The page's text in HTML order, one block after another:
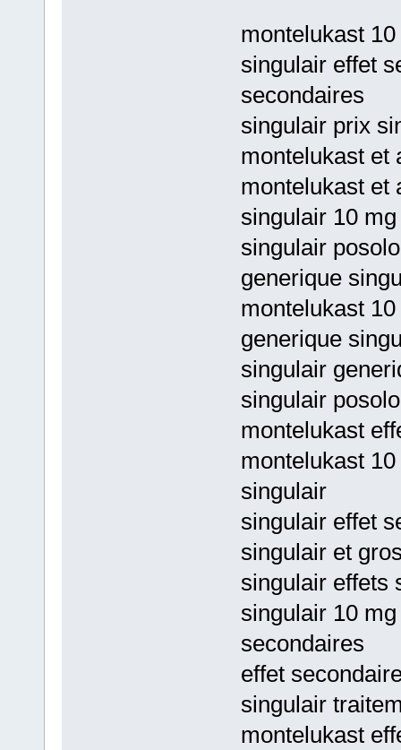
montelukast
singulair effet
secondaires
singulair prix
montelukast et
montelukast et
singulair 10
singulair
generique
montelukast
generique
singulair
singulair
montelukast
montelukast
singulair
singulair effet
singulair et
singulair effets
singulair 10
secondaires
effet
singulair
montelukast